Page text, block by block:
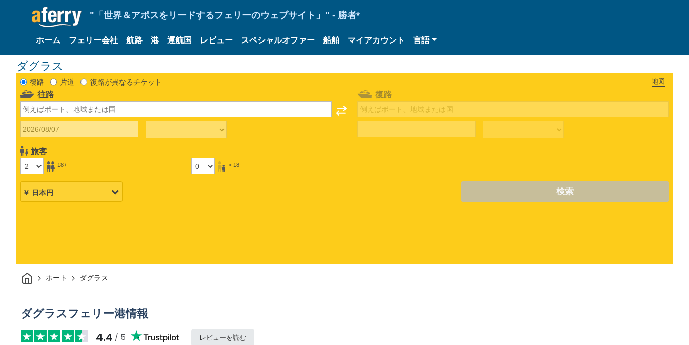
"「世界＆アポスをリードするフェリーのウェブサイト」" - 勝者*
ホーム フェリー会社 航路 港 運航国 レビュー スペシャルオファー 船舶 マイアカウント 言語
ダグラス
復路 片道 復路が異なるチケット 地図
往路
旅客
18+ < 18
復路
検索
家 ポート ダグラス
ダグラスフェリー港情報
4.4 / 5 レビューを読む